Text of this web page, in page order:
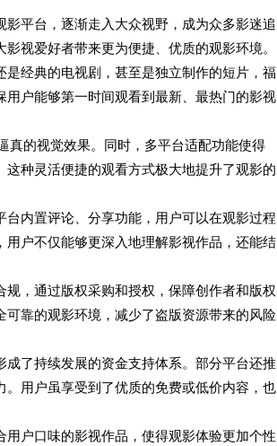
平台，逐渐走入大众视野，成为众多影迷追
视爱好者带来更为便捷、优质的观影环境。
经典的电视剧，甚至是独立制作的短片，福
户能够第一时间观看到最新、最热门的影视
真的视觉效果。同时，多平台适配功能使得
种灵活便捷的观看方式极大地提升了观影的
内置评论、分享功能，用户可以在观影过程
户不仅能够更深入地理解影视作品，还能结
，通过版权采购和授权，保障创作者和版权
靠的观影环境，减少了盗版资源带来的风险
了持续发展的资金支持体系。部分平台还推
用户虽享受到了优质的免费或低价内容，也
户口味的影视作品，使得观影体验更加个性